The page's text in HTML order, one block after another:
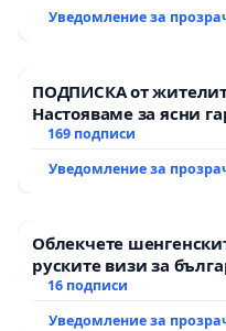
Уведомление за
ПОДПИСКА от
Настояваме за ясни
АД и от държавата,
169 подписи
Уведомление за
Облекчете
руските визи за
16 подписи
Уведомление за